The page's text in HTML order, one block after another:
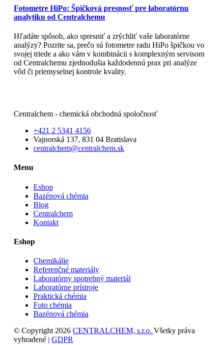
Fotometre HiPo: Špičková presnosť pre laboratórnu
analytiku od Centralchemu
Hľadáte spôsob, ako spresniť a zrýchliť vaše laboratórne
analýzy? Pozrite sa, prečo sú fotometre radu HiPo špičkou vo
svojej triede a ako vám v kombinácii s komplexným servisom
od Centralchemu zjednodušia každodennú prax pri analýze
vôd či priemyselnej kontrole kvality.
Centralchem - chemická obchodná spoločnosť
+421 2 5341 4156
Vajnorská 137, 831 04 Bratislava
centralchem@centralchem.sk
Menu
Eshop
Bazénová chémia
Blog
Centralchem
Kontakt
Eshop
Chemikálie
Referenčné materiály
Laboratórny spotrebný materiál
Laboratórne prístroje
Praktická chémia
Foto chémia
Bazénová chémia
© Copyright 2026 CENTRALCHEM, s.r.o. Všetky práva
vyhradené | GDPR